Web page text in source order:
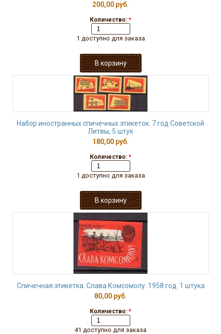
200,00 руб.
Количество: *
1 доступно для заказа
Набор иностранных спичечных этикеток. 7 год Советской
Литвы, 5 штук
180,00 руб.
Количество: *
1 доступно для заказа
Спичечная этикетка. Слава Комсомолу. 1958 год. 1 штука
80,00 руб.
Количество: *
41 доступно для заказа